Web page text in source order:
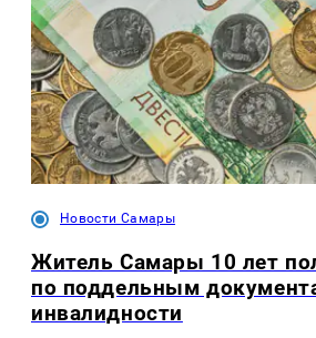
Новости Самары
Житель Самары 10 лет
по поддельным
инвалидности